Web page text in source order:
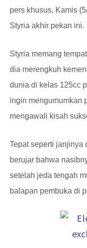
pers khusus, Kamis
Styria akhir pekan ini.
Styria memang
dia merengkuh
dunia di kelas 125cc
ingin mengumumkan
mengawali kisah
Tepat seperti janjinya
berujar bahwa
setelah jeda tengah
balapan pembuka di